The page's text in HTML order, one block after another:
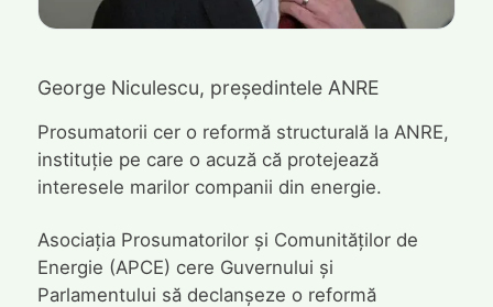
George Niculescu, președintele ANRE
Prosumatorii cer o reformă structurală la ANRE,
instituție pe care o acuză că protejează
interesele marilor companii din energie.
Asociația Prosumatorilor și Comunităților de
Energie (APCE) cere Guvernului și
Parlamentului să declanșeze o reformă